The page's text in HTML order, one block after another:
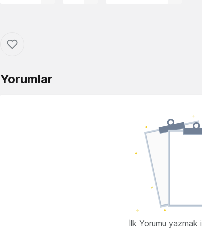
Yorumlar
İlk Yorumu yazmak